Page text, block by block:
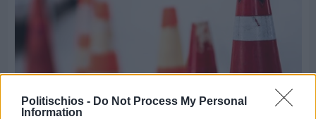
Politischios - Do Not Process My Personal
Information